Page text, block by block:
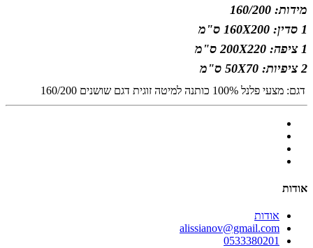
מידות: 160/200
1 סדין: 160X200 ס"מ
1 ציפה: 200X220 ס"מ
2 ציפיות: 50X70 ס"מ
דגם: מצעי פלנל 100% כותנה למיטה זוגית דגם שושנים 160/200
אודות
אודות
alissianov@gmail.com
0533380201